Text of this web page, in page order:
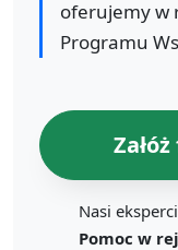
oferujemy w
Programu
Nasi
Pomoc w